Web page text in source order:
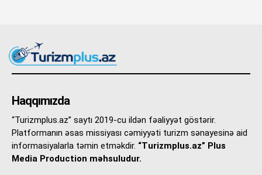
Haqqımızda
“Turizmplus.az” saytı 2019-cu ildən fəaliyyət göstərir.
Platformanın əsas missiyası cəmiyyəti turizm sənayesinə aid
informasiyalarla təmin etməkdir. “Turizmplus.az” Plus
Media Production məhsuludur.